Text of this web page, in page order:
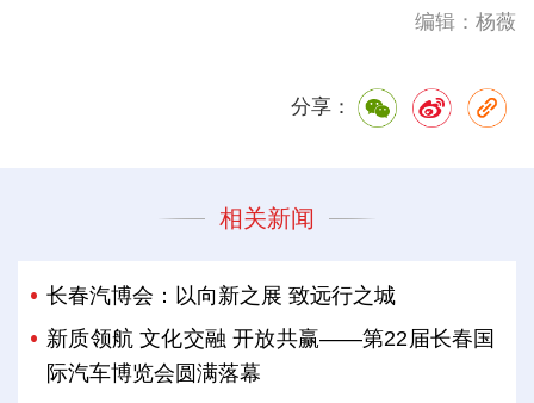
编辑：杨薇
分享：
相关新闻
长春汽博会：以向新之展 致远行之城
新质领航 文化交融 开放共赢——第22届长春国
际汽车博览会圆满落幕